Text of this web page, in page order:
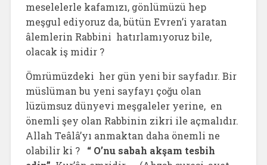
meselelerle kafamızı, gönlümüzü hep
meşgul ediyoruz da, bütün Evren’i yaratan
âlemlerin Rabbini hatırlamıyoruz bile,
olacak iş midir ?
Ömrümüzdeki her gün yeni bir sayfadır. Bir
müslüman bu yeni sayfayı çoğu olan
lüzümsuz dünyevi meşgaleler yerine, en
önemli şey olan Rabbinin zikri ile açmalıdır.
Allah Teâlâ’yı anmaktan daha önemli ne
olabilir ki ? “ O’nu sabah akşam tesbih